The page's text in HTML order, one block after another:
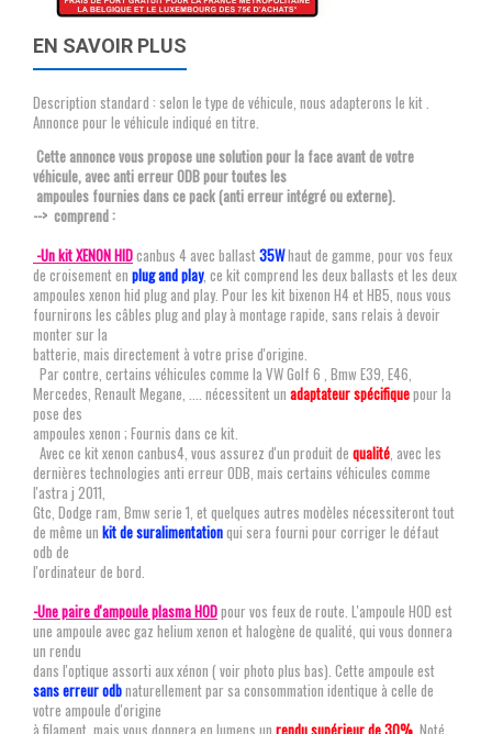
EN SAVOIR PLUS
Description standard : selon le type de véhicule, nous adapterons le kit .
Annonce pour le véhicule indiqué en titre.
Cette annonce vous propose une solution pour la face avant de votre
véhicule, avec anti erreur ODB pour toutes les
ampoules fournies dans ce pack (anti erreur intégré ou externe).
--> comprend :
-Un kit XENON HIDcanbus 4 avec ballast 35Whaut de gamme, pour vos feux
de croisement en plug and play, ce kit comprend les deux ballasts et les deux
ampoules xenon hid plug and play. Pour les kit bixenon H4 et HB5, nous vous
fournirons les câbles plug and play à montage rapide, sans relais à devoir
monter sur la
batterie, mais directement à votre prise d'origine.
Par contre, certains véhicules comme la VW Golf 6 , Bmw E39, E46,
Mercedes, Renault Megane, .... nécessitent un adaptateur spécifiquepour la
pose des
ampoules xenon ; Fournis dans ce kit.
Avec ce kit xenon canbus4, vous assurez d'un produit de qualité , avec les
dernières technologies anti erreur ODB, mais certains véhicules comme
l'astra j 2011,
Gtc, Dodge ram, Bmw serie 1, et quelques autres modèles nécessiteront tout
de même un kit de suralimentationqui sera fourni pour corriger le défaut
odb de
l'ordinateur de bord.
-Une paire d'ampoule plasma HODpour vos feux de route. L'ampoule HOD est
une ampoule avec gaz helium xenon et halogène de qualité, qui vous donnera
un rendu
dans l'optique assorti aux xénon ( voir photo plus bas). Cette ampoule est
sans erreur odbnaturellement par sa consommation identique à celle de
votre ampoule d'origine
à filament, mais vous donnera en lumens un rendu supérieur de 30% . Noté